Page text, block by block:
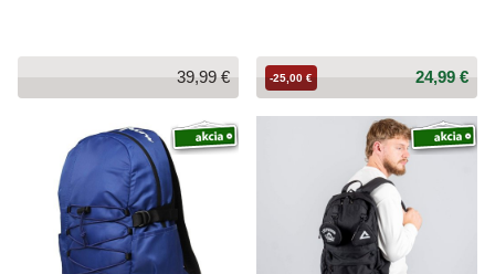
39,99 € 24,99 €
-25,00 €